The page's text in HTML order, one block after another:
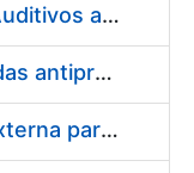
Suministro de Protectores Auditivos a medida para las personas trabajadoras de los Centros de Trabajo de Madrid y Burgos
Suministro de gafas graduadas antiproyecciones para los trabajadores de la FNMT-RCM en los centros de trabajo de Madrid y Burgos
Servicios de una empresa externa para el asesoramiento y resolución de los recursos de alzada que se presentan relacionados con procesos de selección para la FNMT-RCM